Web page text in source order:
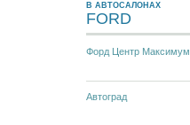
В АВТОСАЛОНАХ
FORD
Форд Центр Максимум
Автоград